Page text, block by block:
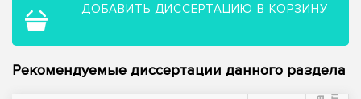
ДОБАВИТЬ ДИССЕРТАЦИЮ В КОРЗИНУ
Рекомендуемые диссертации данного раздела